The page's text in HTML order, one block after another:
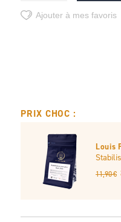
Ajouter à mes favoris
PRIX CHOC :
Louis
11,90 €